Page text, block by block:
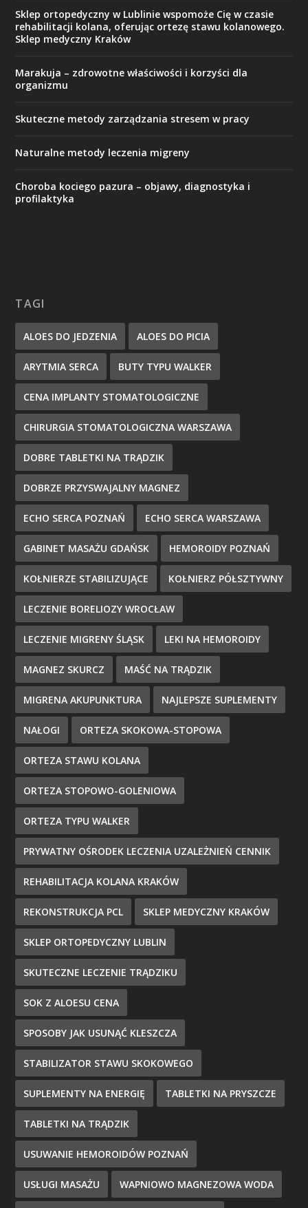
Sklep ortopedyczny w Lublinie wspomoże Cię w czasie
rehabilitacji kolana, oferując ortezę stawu kolanowego.
Sklep medyczny Kraków
Marakuja – zdrowotne właściwości i korzyści dla
organizmu
Skuteczne metody zarządzania stresem w pracy
Naturalne metody leczenia migreny
Choroba kociego pazura – objawy, diagnostyka i
profilaktyka
TAGI
ALOES DO JEDZENIA ALOES DO PICIA
ARYTMIA SERCA BUTY TYPU WALKER
CENA IMPLANTY STOMATOLOGICZNE
CHIRURGIA STOMATOLOGICZNA WARSZAWA
DOBRE TABLETKI NA TRĄDZIK
DOBRZE PRZYSWAJALNY MAGNEZ
ECHO SERCA POZNAŃ ECHO SERCA WARSZAWA
GABINET MASAŻU GDAŃSK HEMOROIDY POZNAŃ
KOŁNIERZE STABILIZUJĄCE KOŁNIERZ PÓŁSZTYWNY
LECZENIE BORELIOZY WROCŁAW
LECZENIE MIGRENY ŚLĄSK LEKI NA HEMOROIDY
MAGNEZ SKURCZ MAŚĆ NA TRĄDZIK
MIGRENA AKUPUNKTURA NAJLEPSZE SUPLEMENTY
NAŁOGI ORTEZA SKOKOWA-STOPOWA
ORTEZA STAWU KOLANA
ORTEZA STOPOWO-GOLENIOWA
ORTEZA TYPU WALKER
PRYWATNY OŚRODEK LECZENIA UZALEŻNIEŃ CENNIK
REHABILITACJA KOLANA KRAKÓW
REKONSTRUKCJA PCL SKLEP MEDYCZNY KRAKÓW
SKLEP ORTOPEDYCZNY LUBLIN
SKUTECZNE LECZENIE TRĄDZIKU
SOK Z ALOESU CENA
SPOSOBY JAK USUNĄĆ KLESZCZA
STABILIZATOR STAWU SKOKOWEGO
SUPLEMENTY NA ENERGIĘ TABLETKI NA PRYSZCZE
TABLETKI NA TRĄDZIK
USUWANIE HEMOROIDÓW POZNAŃ
USŁUGI MASAŻU WAPNIOWO MAGNEZOWA WODA